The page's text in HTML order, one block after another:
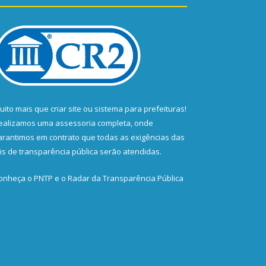
mais que criar site ou sistema para prefeituras!
uma assessoria completa, onde
em contrato que todas as exigências das
de transparência pública serão atendidas.
o PNTP e o Radar da Transparência Pública